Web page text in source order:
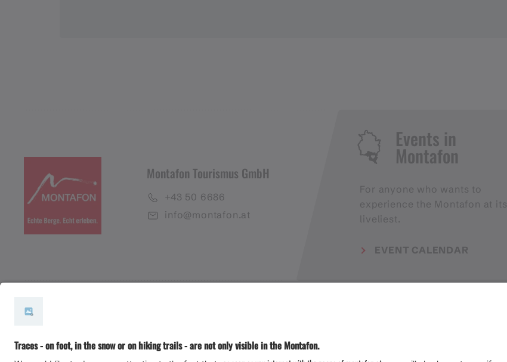
#meinmontafon
Events in
Montafon
For anyone who wants to
experience the Montafon at its
liveliest.
EVENT CALENDAR
Montafon Tourismus GmbH
+43 50 6686
info@montafon.at
Weather